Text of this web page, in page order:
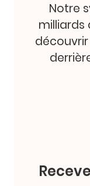
Notre
milliards